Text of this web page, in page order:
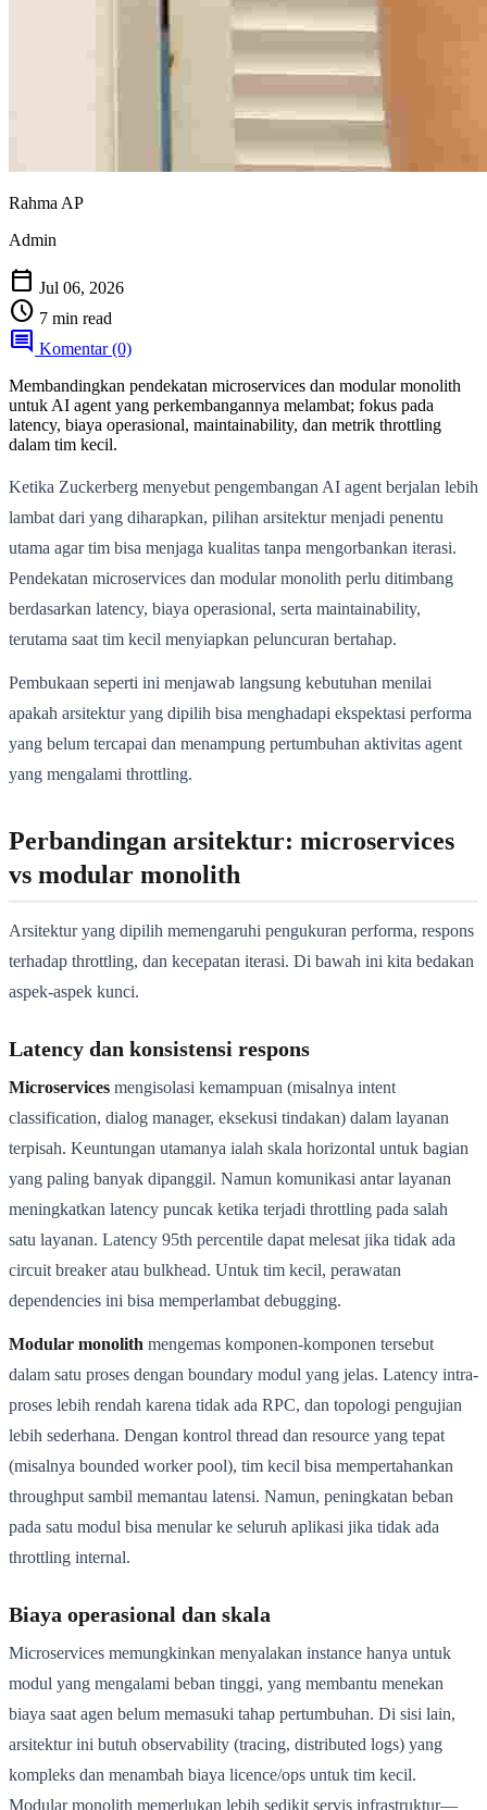
Rahma AP
Admin
calendar_today Jul 06, 2026
schedule 7 min read
comment Komentar (0)
Membandingkan pendekatan microservices dan modular monolith
untuk AI agent yang perkembangannya melambat; fokus pada
latency, biaya operasional, maintainability, dan metrik throttling
dalam tim kecil.
Ketika Zuckerberg menyebut pengembangan AI agent berjalan lebih
lambat dari yang diharapkan, pilihan arsitektur menjadi penentu
utama agar tim bisa menjaga kualitas tanpa mengorbankan iterasi.
Pendekatan microservices dan modular monolith perlu ditimbang
berdasarkan latency, biaya operasional, serta maintainability,
terutama saat tim kecil menyiapkan peluncuran bertahap.
Pembukaan seperti ini menjawab langsung kebutuhan menilai
apakah arsitektur yang dipilih bisa menghadapi ekspektasi performa
yang belum tercapai dan menampung pertumbuhan aktivitas agent
yang mengalami throttling.
Perbandingan arsitektur: microservices
vs modular monolith
Arsitektur yang dipilih memengaruhi pengukuran performa, respons
terhadap throttling, dan kecepatan iterasi. Di bawah ini kita bedakan
aspek-aspek kunci.
Latency dan konsistensi respons
Microservices mengisolasi kemampuan (misalnya intent
classification, dialog manager, eksekusi tindakan) dalam layanan
terpisah. Keuntungan utamanya ialah skala horizontal untuk bagian
yang paling banyak dipanggil. Namun komunikasi antar layanan
meningkatkan latency puncak ketika terjadi throttling pada salah
satu layanan. Latency 95th percentile dapat melesat jika tidak ada
circuit breaker atau bulkhead. Untuk tim kecil, perawatan
dependencies ini bisa memperlambat debugging.
Modular monolith mengemas komponen-komponen tersebut
dalam satu proses dengan boundary modul yang jelas. Latency intra-
proses lebih rendah karena tidak ada RPC, dan topologi pengujian
lebih sederhana. Dengan kontrol thread dan resource yang tepat
(misalnya bounded worker pool), tim kecil bisa mempertahankan
throughput sambil memantau latensi. Namun, peningkatan beban
pada satu modul bisa menular ke seluruh aplikasi jika tidak ada
throttling internal.
Biaya operasional dan skala
Microservices memungkinkan menyalakan instance hanya untuk
modul yang mengalami beban tinggi, yang membantu menekan
biaya saat agen belum memasuki tahap pertumbuhan. Di sisi lain,
arsitektur ini butuh observability (tracing, distributed logs) yang
kompleks dan menambah biaya licence/ops untuk tim kecil.
Modular monolith memerlukan lebih sedikit servis infrastruktur—